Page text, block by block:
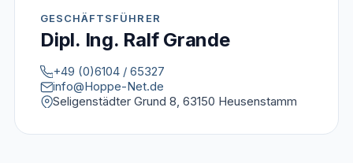
GESCHÄFTSFÜHRER
Dipl. Ing. Ralf Grande
+49 (0)6104 / 65327
info@Hoppe-Net.de
Seligenstädter Grund 8, 63150 Heusenstamm